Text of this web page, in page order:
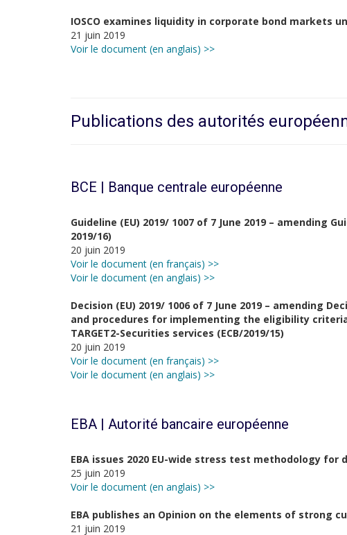
IOSCO examines liquidity in corporate bond markets
21 juin 2019
Voir le document (en anglais) >>
Publications des autorités
BCE | Banque centrale européenne
Guideline (EU) 2019/ 1007 of 7 June 2019 – amending
2019/16)
20 juin 2019
Voir le document (en français) >>
Voir le document (en anglais) >>
Decision (EU) 2019/ 1006 of 7 June 2019 – amending
and procedures for implementing the eligibility
TARGET2-Securities services (ECB/2019/15)
20 juin 2019
Voir le document (en français) >>
Voir le document (en anglais) >>
EBA | Autorité bancaire européenne
EBA issues 2020 EU-wide stress test methodology for
25 juin 2019
Voir le document (en anglais) >>
EBA publishes an Opinion on the elements of strong
21 juin 2019